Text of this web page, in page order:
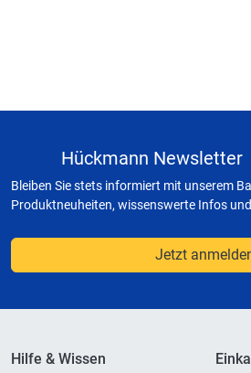
Hückmann Newsletter
Bleiben Sie stets informiert mit unserem
Produktneuheiten, wissenswerte Infos
Jetzt
Hilfe & Wissen